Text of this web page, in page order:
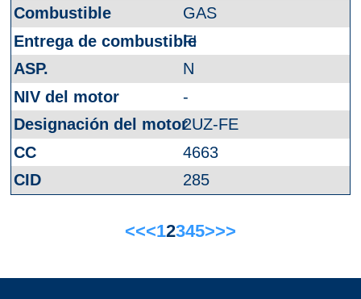
GAS
FI
N
-
2UZ-FE
4663
285
<<<12345>>>